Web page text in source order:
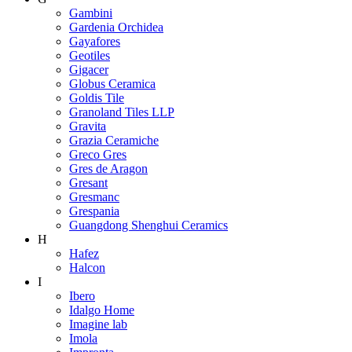
Gambini
Gardenia Orchidea
Gayafores
Geotiles
Gigacer
Globus Ceramica
Goldis Tile
Granoland Tiles LLP
Gravita
Grazia Ceramiche
Greco Gres
Gres de Aragon
Gresant
Gresmanc
Grespania
Guangdong Shenghui Ceramics
H
Hafez
Halcon
I
Ibero
Idalgo Home
Imagine lab
Imola